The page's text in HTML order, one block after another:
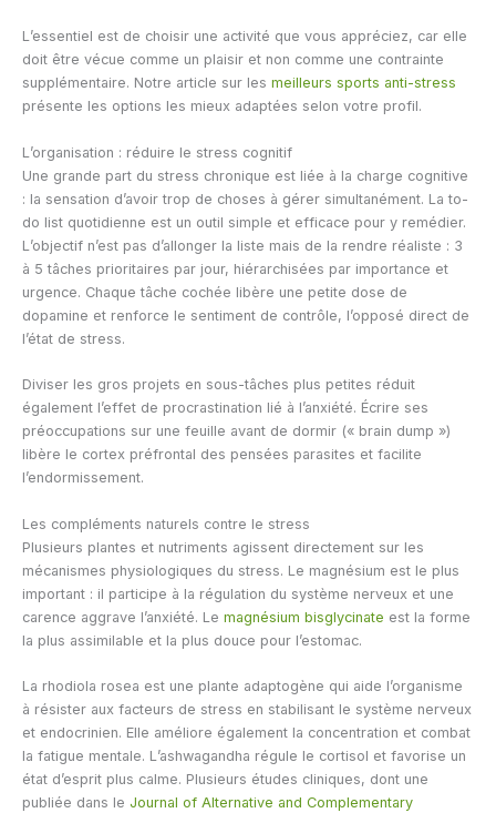
L’essentiel est de choisir une activité que vous appréciez, car elle
doit être vécue comme un plaisir et non comme une contrainte
supplémentaire. Notre article sur les meilleurs sports anti-stress
présente les options les mieux adaptées selon votre profil.
L’organisation : réduire le stress cognitif
Une grande part du stress chronique est liée à la charge cognitive
: la sensation d’avoir trop de choses à gérer simultanément. La to-
do list quotidienne est un outil simple et efficace pour y remédier.
L’objectif n’est pas d’allonger la liste mais de la rendre réaliste : 3
à 5 tâches prioritaires par jour, hiérarchisées par importance et
urgence. Chaque tâche cochée libère une petite dose de
dopamine et renforce le sentiment de contrôle, l’opposé direct de
l’état de stress.
Diviser les gros projets en sous-tâches plus petites réduit
également l’effet de procrastination lié à l’anxiété. Écrire ses
préoccupations sur une feuille avant de dormir (« brain dump »)
libère le cortex préfrontal des pensées parasites et facilite
l’endormissement.
Les compléments naturels contre le stress
Plusieurs plantes et nutriments agissent directement sur les
mécanismes physiologiques du stress. Le magnésium est le plus
important : il participe à la régulation du système nerveux et une
carence aggrave l’anxiété. Le magnésium bisglycinate est la forme
la plus assimilable et la plus douce pour l’estomac.
La rhodiola rosea est une plante adaptogène qui aide l’organisme
à résister aux facteurs de stress en stabilisant le système nerveux
et endocrinien. Elle améliore également la concentration et combat
la fatigue mentale. L’ashwagandha régule le cortisol et favorise un
état d’esprit plus calme. Plusieurs études cliniques, dont une
publiée dans le Journal of Alternative and Complementary